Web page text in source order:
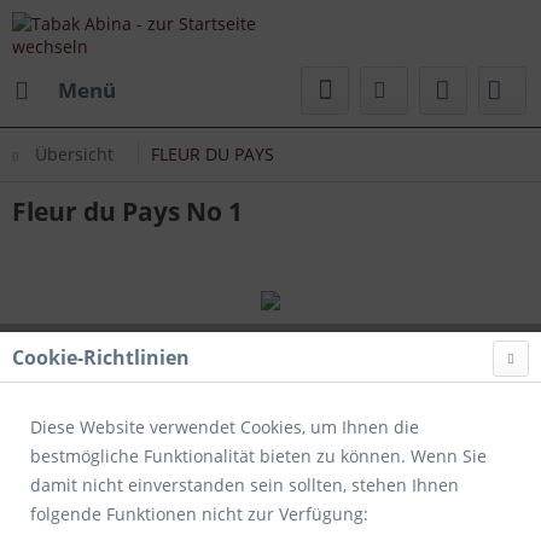
Menü
Übersicht FLEUR DU PAYS
Fleur du Pays No 1
Cookie-Richtlinien
Diese Website verwendet Cookies, um Ihnen die
bestmögliche Funktionalität bieten zu können. Wenn Sie
damit nicht einverstanden sein sollten, stehen Ihnen
folgende Funktionen nicht zur Verfügung: